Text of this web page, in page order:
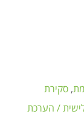
סקירת
/ הערכת